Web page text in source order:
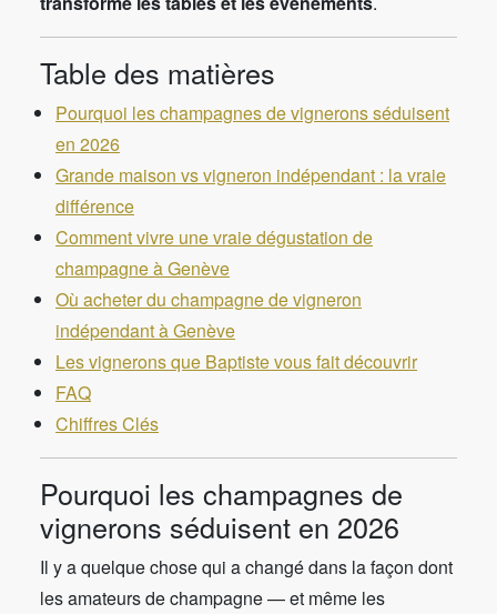
Table des matières
Pourquoi les champagnes de vignerons séduisent
en 2026
Grande maison vs vigneron indépendant : la vraie
différence
Comment vivre une vraie dégustation de
champagne à Genève
Où acheter du champagne de vigneron
indépendant à Genève
Les vignerons que Baptiste vous fait découvrir
FAQ
Chiffres Clés
Pourquoi les champagnes de
vignerons séduisent en 2026
Il y a quelque chose qui a changé dans la façon dont
les amateurs de champagne — et même les